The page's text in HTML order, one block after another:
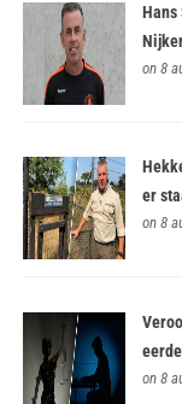
Hans
on 8
er
on 8
on 8